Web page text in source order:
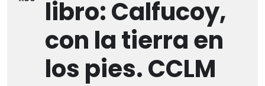
libro: Calfucoy,
con la tierra en
los pies. CCLM